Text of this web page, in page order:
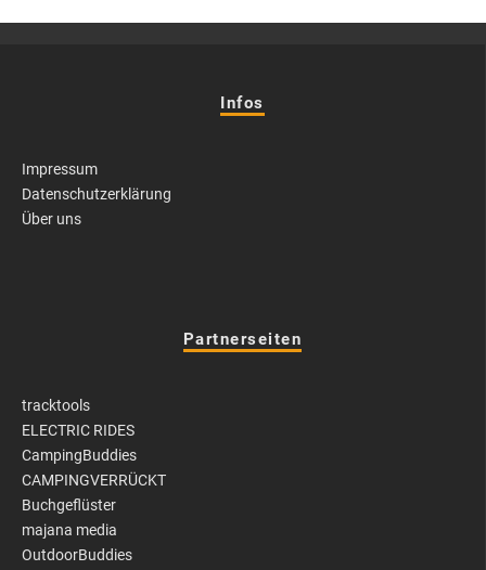
Infos
Impressum
Datenschutzerklärung
Über uns
Partnerseiten
tracktools
ELECTRIC RIDES
CampingBuddies
CAMPINGVERRÜCKT
Buchgeflüster
majana media
OutdoorBuddies